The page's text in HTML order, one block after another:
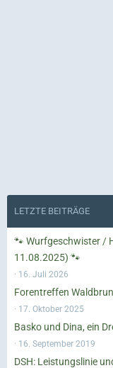
LETZTE BEITRÄGE
🐾 Wurfgeschwister /
11.08.2025) 🐾
16. Juli 2026
Forentreffen
17. Oktober 2025
Basko und Dina, ein
16. September 2019
DSH: Leistungslinie